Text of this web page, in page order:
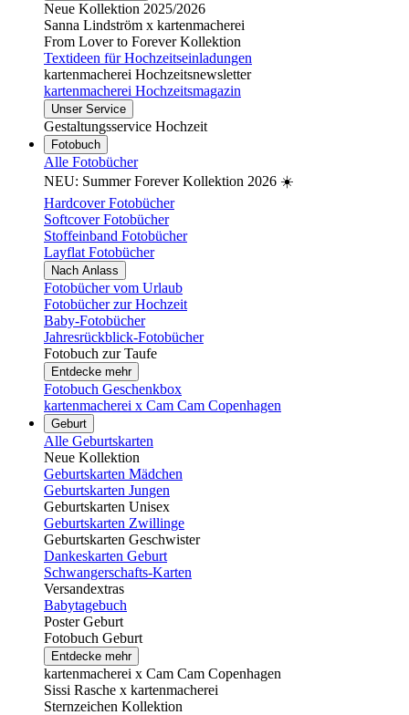
Neue Kollektion 2025/2026
Sanna Lindström x kartenmacherei
From Lover to Forever Kollektion
Textideen für Hochzeitseinladungen
kartenmacherei Hochzeitsnewsletter
kartenmacherei Hochzeitsmagazin
Unser Service
Gestaltungsservice Hochzeit
Fotobuch
Alle Fotobücher
NEU: Summer Forever Kollektion 2026 ☀️
Hardcover Fotobücher
Softcover Fotobücher
Stoffeinband Fotobücher
Layflat Fotobücher
Nach Anlass
Fotobücher vom Urlaub
Fotobücher zur Hochzeit
Baby-Fotobücher
Jahresrückblick-Fotobücher
Fotobuch zur Taufe
Entdecke mehr
Fotobuch Geschenkbox
kartenmacherei x Cam Cam Copenhagen
Geburt
Alle Geburtskarten
Neue Kollektion
Geburtskarten Mädchen
Geburtskarten Jungen
Geburtskarten Unisex
Geburtskarten Zwillinge
Geburtskarten Geschwister
Dankeskarten Geburt
Schwangerschafts-Karten
Versandextras
Babytagebuch
Poster Geburt
Fotobuch Geburt
Entdecke mehr
kartenmacherei x Cam Cam Copenhagen
Sissi Rasche x kartenmacherei
Sternzeichen Kollektion